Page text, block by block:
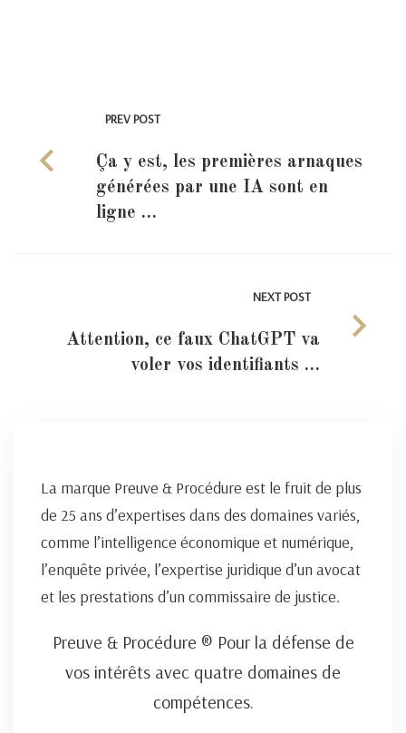
PREV POST
Ça y est, les premières arnaques
générées par une IA sont en
ligne …
NEXT POST
Attention, ce faux ChatGPT va
voler vos identifiants …
La marque Preuve & Procédure est le fruit de plus
de 25 ans d’expertises dans des domaines variés,
comme l’intelligence économique et numérique,
l’enquête privée, l’expertise juridique d’un avocat
et les prestations d’un commissaire de justice.
Preuve & Procédure ® Pour la défense de
vos intérêts avec quatre domaines de
compétences.